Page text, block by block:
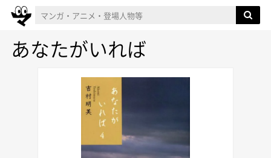
あなたがいれば